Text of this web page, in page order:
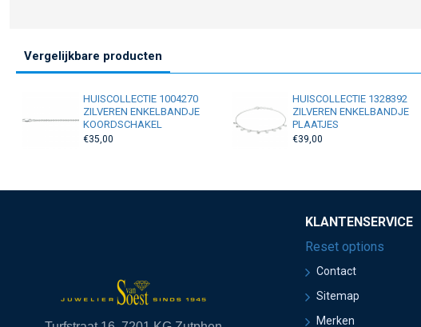
Vergelijkbare producten
HUISCOLLECTIE 1004270
ZILVEREN ENKELBANDJE
KOORDSCHAKEL
€35,00
HUISCOLLECTIE 1328392
ZILVEREN ENKELBANDJE
PLAATJES
€39,00
KLANTENSERVICE
Reset options
Contact
Sitemap
Merken